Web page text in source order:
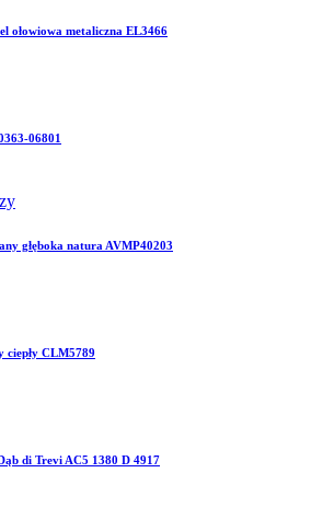
ołowiowa metaliczna EL3466
06801
głęboka natura AVMP40203
ciepły CLM5789
di Trevi AC5 1380 D 4917